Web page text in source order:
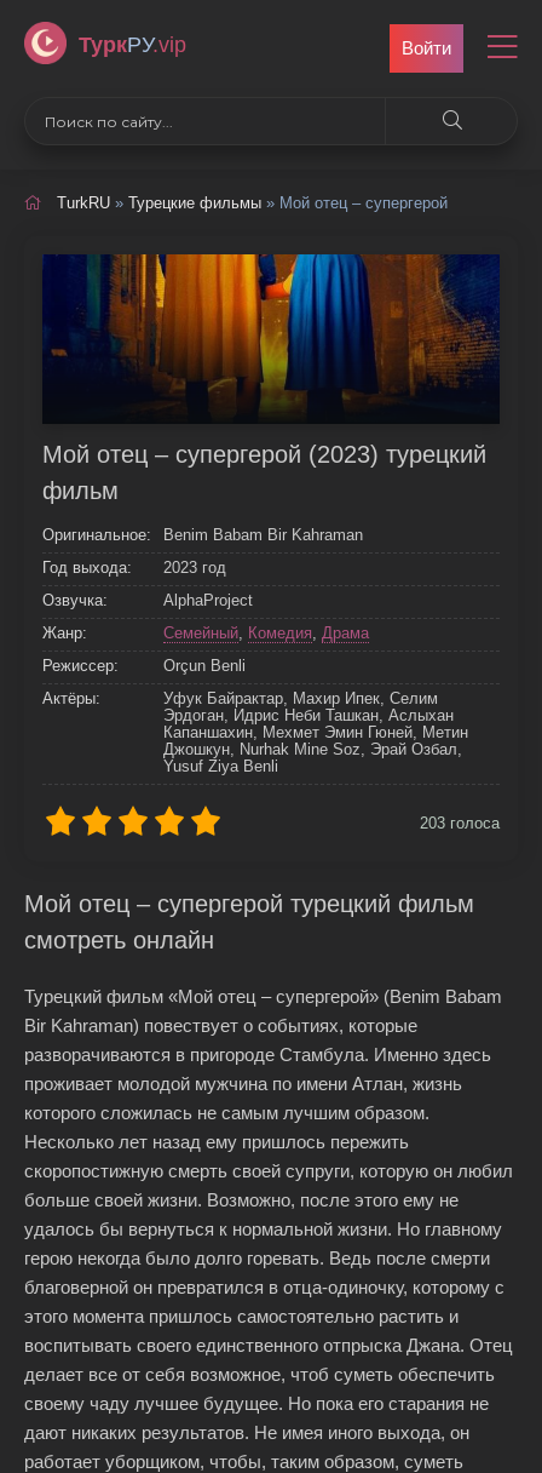
ТуркРУ.vip Войти
TurkRU » Турецкие фильмы » Мой отец – супергерой
Мой отец – супергерой (2023) турецкий
фильм
Оригинальное:
Benim Babam Bir Kahraman
Год выхода:
2023 год
Озвучка:
AlphaProject
Жанр:
Семейный, Комедия, Драма
Режиссер:
Orçun Benli
Актёры:
Уфук Байрактар, Махир Ипек, Селим
Эрдоган, Идрис Неби Ташкан, Аслыхан
Капаншахин, Мехмет Эмин Гюней, Метин
Джошкун, Nurhak Mine Soz, Эрай Озбал,
Yusuf Ziya Benli
203 голоса
Мой отец – супергерой турецкий фильм
смотреть онлайн
Турецкий фильм «Мой отец – супергерой» (Benim Babam
Bir Kahraman) повествует о событиях, которые
разворачиваются в пригороде Стамбула. Именно здесь
проживает молодой мужчина по имени Атлан, жизнь
которого сложилась не самым лучшим образом.
Несколько лет назад ему пришлось пережить
скоропостижную смерть своей супруги, которую он любил
больше своей жизни. Возможно, после этого ему не
удалось бы вернуться к нормальной жизни. Но главному
герою некогда было долго горевать. Ведь после смерти
благоверной он превратился в отца-одиночку, которому с
этого момента пришлось самостоятельно растить и
воспитывать своего единственного отпрыска Джана. Отец
делает все от себя возможное, чтоб суметь обеспечить
своему чаду лучшее будущее. Но пока его старания не
дают никаких результатов. Не имея иного выхода, он
работает уборщиком, чтобы, таким образом, суметь